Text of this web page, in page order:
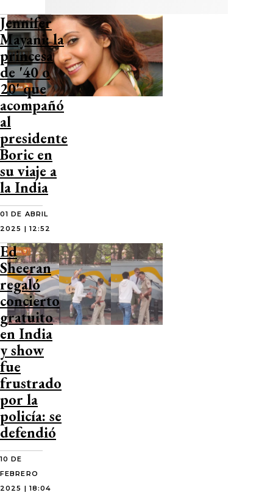
Jennifer
Mayani: la
princesa
de '40 o
20' que
acompañó
al
presidente
Boric en
su viaje a
la India
01 DE ABRIL
2025 | 12:52
Ed
Sheeran
regaló
concierto
gratuito
en India
y show
fue
frustrado
por la
policía: se
defendió
10 DE
FEBRERO
2025 | 18:04